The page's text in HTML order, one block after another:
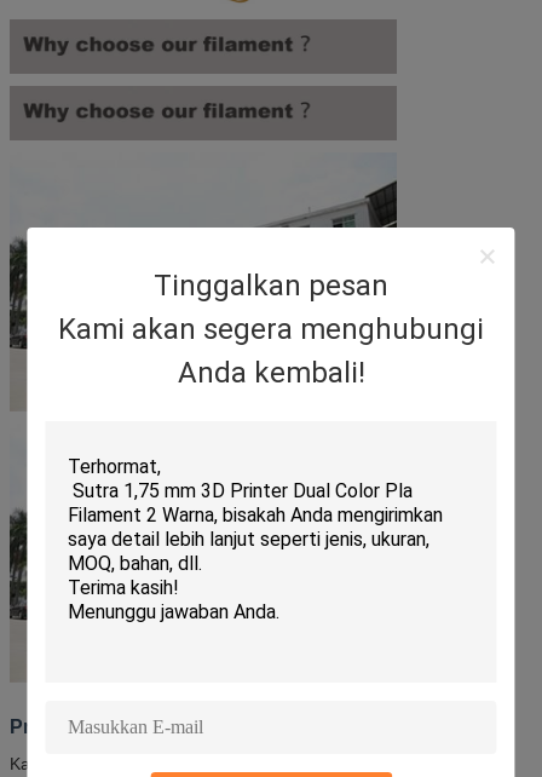
Tinggalkan pesan
Kami akan segera menghubungi
Anda kembali!
Produsen Langsung
Kami adalah produsen, bukan perusahaan perdagangan, yang